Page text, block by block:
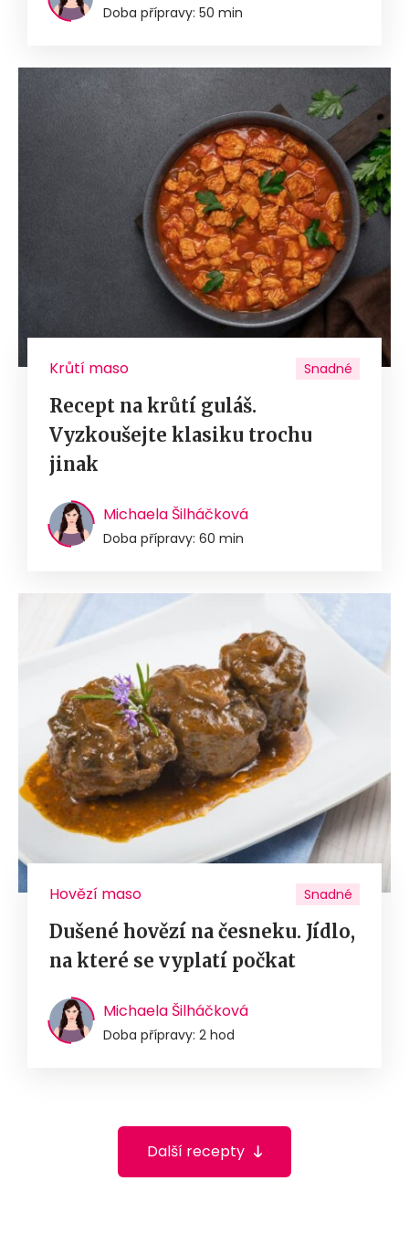
Doba přípravy: 50 min
Krůtí maso Snadné
Recept na krůtí guláš.
Vyzkoušejte klasiku trochu
jinak
Michaela Šilháčková
Doba přípravy: 60 min
Hovězí maso Snadné
Dušené hovězí na česneku. Jídlo,
na které se vyplatí počkat
Michaela Šilháčková
Doba přípravy: 2 hod
Další recepty